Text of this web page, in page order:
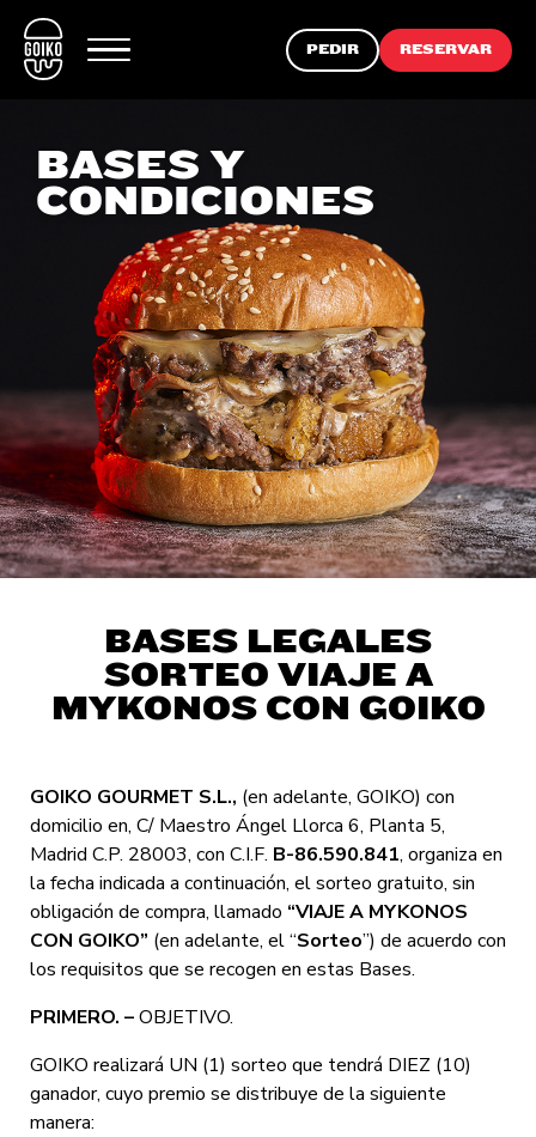
PEDIR RESERVAR
BASES Y
CONDICIONES
BASES LEGALES
SORTEO VIAJE A
MYKONOS CON GOIKO
GOIKO GOURMET S.L., (en adelante, GOIKO) con
domicilio en, C/ Maestro Ángel Llorca 6, Planta 5,
Madrid C.P. 28003, con C.I.F. B-86.590.841, organiza en
la fecha indicada a continuación, el sorteo gratuito, sin
obligación de compra, llamado “VIAJE A MYKONOS
CON GOIKO” (en adelante, el “Sorteo”) de acuerdo con
los requisitos que se recogen en estas Bases.
PRIMERO. –OBJETIVO.
GOIKO realizará UN (1) sorteo que tendrá DIEZ (10)
ganador, cuyo premio se distribuye de la siguiente
manera: